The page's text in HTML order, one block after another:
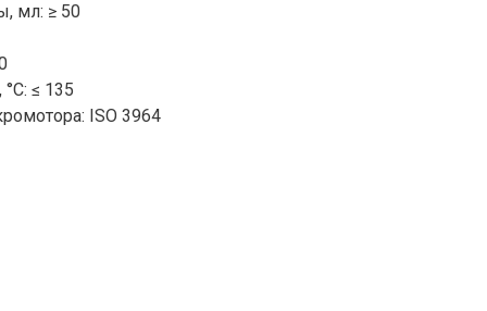
мл: ≥ 50
≤ 135
ISO 3964